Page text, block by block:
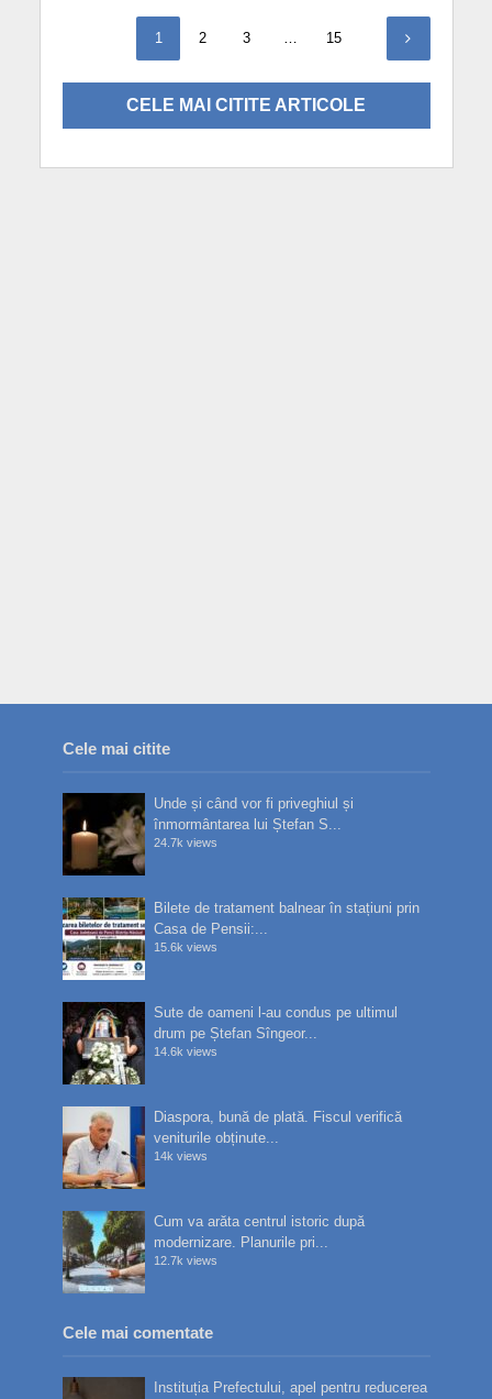
1 2 3 … 15
CELE MAI CITITE ARTICOLE
Cele mai citite
Unde și când vor fi priveghiul și
înmormântarea lui Ștefan S...
24.7k views
Bilete de tratament balnear în stațiuni prin
Casa de Pensii:...
15.6k views
Sute de oameni l-au condus pe ultimul
drum pe Ștefan Sîngeor...
14.6k views
Diaspora, bună de plată. Fiscul verifică
veniturile obținute...
14k views
Cum va arăta centrul istoric după
modernizare. Planurile pri...
12.7k views
Cele mai comentate
Instituția Prefectului, apel pentru reducerea